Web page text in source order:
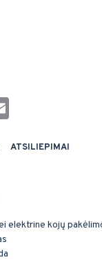
ATSILIEPIMAI
elektrine kojų